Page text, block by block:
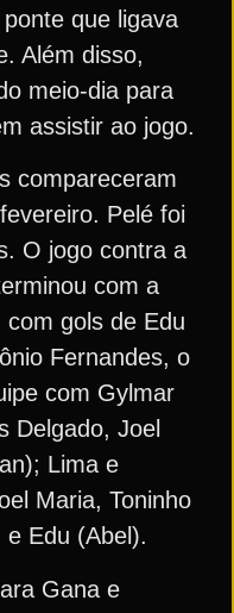
que ligava
Além disso,
meio-dia para
assistir ao jogo.
compareceram
Pelé foi
O jogo contra a
com a
gols de Edu
Fernandes, o
com Gylmar
Delgado, Joel
Lima e
Maria, Toninho
Edu (Abel).
Gana e